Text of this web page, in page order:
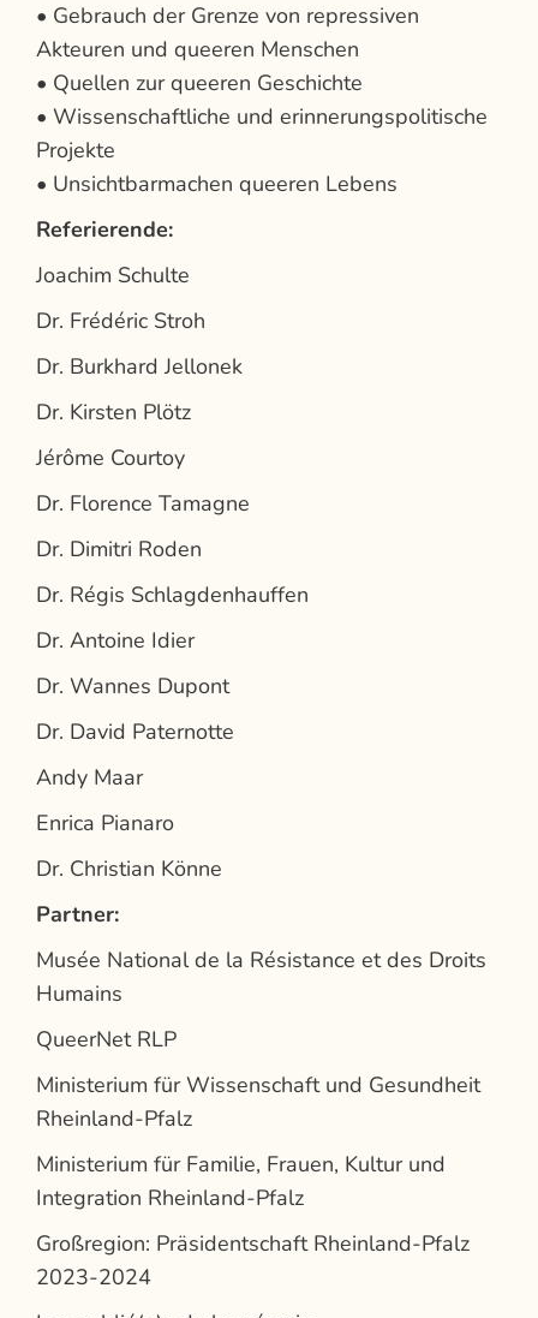
• Gebrauch der Grenze von repressiven
Akteuren und queeren Menschen
• Quellen zur queeren Geschichte
• Wissenschaftliche und erinnerungspolitische
Projekte
• Unsichtbarmachen queeren Lebens
Referierende:
Joachim Schulte
Dr. Frédéric Stroh
Dr. Burkhard Jellonek
Dr. Kirsten Plötz
Jérôme Courtoy
Dr. Florence Tamagne
Dr. Dimitri Roden
Dr. Régis Schlagdenhauffen
Dr. Antoine Idier
Dr. Wannes Dupont
Dr. David Paternotte
Andy Maar
Enrica Pianaro
Dr. Christian Könne
Partner:
Musée National de la Résistance et des Droits
Humains
QueerNet RLP
Ministerium für Wissenschaft und Gesundheit
Rheinland-Pfalz
Ministerium für Familie, Frauen, Kultur und
Integration Rheinland-Pfalz
Großregion: Präsidentschaft Rheinland-Pfalz
2023-2024